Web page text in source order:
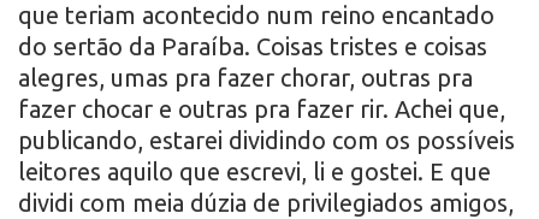
que teriam acontecido num reino encantado
do sertão da Paraíba. Coisas tristes e coisas
alegres, umas pra fazer chorar, outras pra
fazer chocar e outras pra fazer rir. Achei que,
publicando, estarei dividindo com os possíveis
leitores aquilo que escrevi, li e gostei. E que
dividi com meia dúzia de privilegiados amigos,